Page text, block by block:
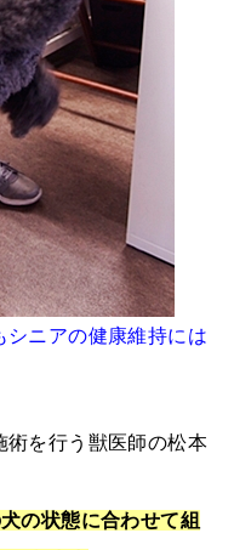
シニアの健康維持には
術を行う獣医師の松本
の状態に合わせて組